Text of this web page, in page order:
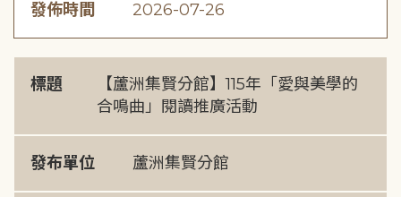
發佈時間 2026-07-26
標題
【蘆洲集賢分館】115年「愛與美學的
合鳴曲」閱讀推廣活動
發布單位 蘆洲集賢分館